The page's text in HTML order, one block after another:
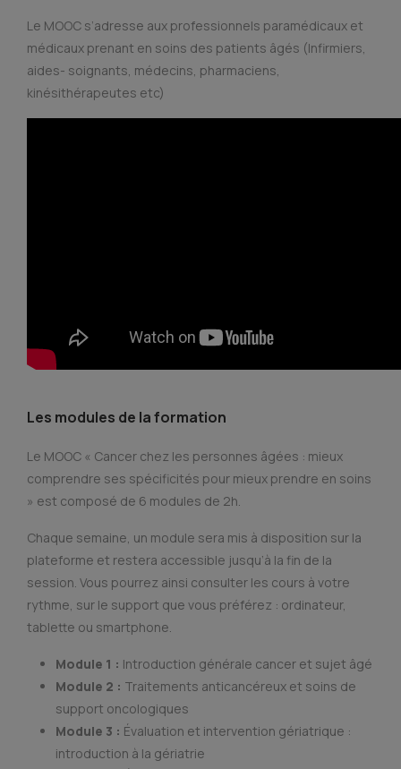
Le MOOC s’adresse aux professionnels paramédicaux et
médicaux prenant en soins des patients âgés (Infirmiers,
aides- soignants, médecins, pharmaciens,
kinésithérapeutes etc)
Les modules de la formation
Le MOOC « Cancer chez les personnes âgées : mieux
comprendre ses spécificités pour mieux prendre en soins
» est composé de 6 modules de 2h.
Chaque semaine, un module sera mis à disposition sur la
plateforme et restera accessible jusqu’à la fin de la
session. Vous pourrez ainsi consulter les cours à votre
rythme, sur le support que vous préférez : ordinateur,
tablette ou smartphone.
Module 1 : Introduction générale cancer et sujet âgé
Module 2 : Traitements anticancéreux et soins de
support oncologiques
Module 3 : Évaluation et intervention gériatrique :
introduction à la gériatrie